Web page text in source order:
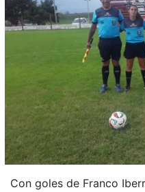
Con goles de Franco